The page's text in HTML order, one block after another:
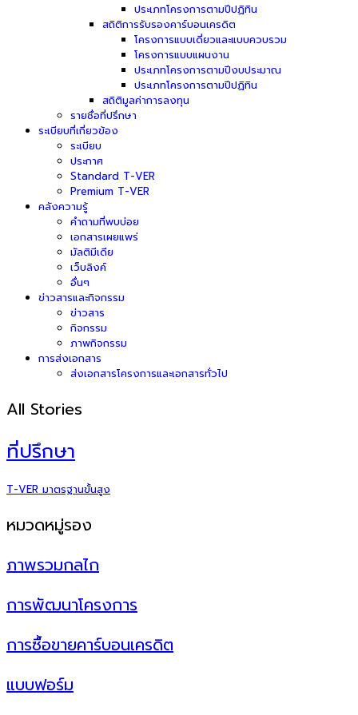
ประเภทโครงการตามปีปฏิทิน
สถิติการรับรองคาร์บอนเครดิต
โครงการแบบเดี่ยวและแบบควบรวม
โครงการแบบแผนงาน
ประเภทโครงการตามปีงบประมาณ
ประเภทโครงการตามปีปฏิทิน
สถิติมูลค่าการลงทุน
รายชื่อที่ปรึกษา
ระเบียบที่เกี่ยวข้อง
ระเบียบ
ประกาศ
Standard T-VER
Premium T-VER
คลังความรู้
คำถามที่พบบ่อย
เอกสารเผยแพร่
มัลติมีเดีย
เว็บลิงค์
อื่นๆ
ข่าวสารและกิจกรรม
ข่าวสาร
กิจกรรม
ภาพกิจกรรม
การส่งเอกสาร
ส่งเอกสารโครงการและเอกสารทั่วไป
All Stories
ที่ปรึกษา
T-VER มาตรฐานขั้นสูง
หมวดหมู่รอง
ภาพรวมกลไก
การพัฒนาโครงการ
การซื้อขายคาร์บอนเครดิต
แบบฟอร์ม